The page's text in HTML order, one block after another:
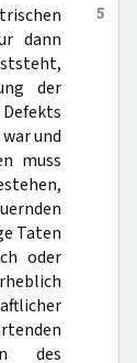
5
dann
der
und
muss
Taten
oder
des